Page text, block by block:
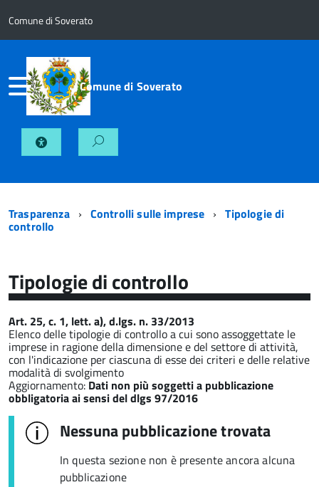
Comune di Soverato
Comune di Soverato
Trasparenza Controlli sulle imprese Tipologie di
controllo
Tipologie di controllo
Art. 25, c. 1, lett. a), d.lgs. n. 33/2013
Elenco delle tipologie di controllo a cui sono assoggettate le
imprese in ragione della dimensione e del settore di attività,
con l'indicazione per ciascuna di esse dei criteri e delle relative
modalità di svolgimento
Aggiornamento:Dati non più soggetti a pubblicazione
obbligatoria ai sensi del dlgs 97/2016
Nessuna pubblicazione trovata
In questa sezione non è presente ancora alcuna
pubblicazione